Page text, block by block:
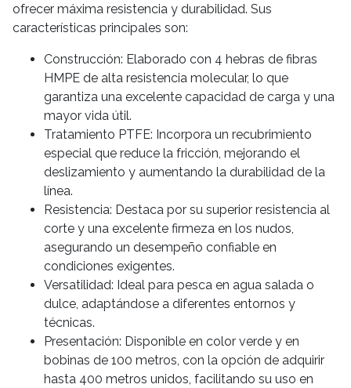
ofrecer máxima resistencia y durabilidad. Sus
características principales son:
Construcción: Elaborado con 4 hebras de fibras
HMPE de alta resistencia molecular, lo que
garantiza una excelente capacidad de carga y una
mayor vida útil.
Tratamiento PTFE: Incorpora un recubrimiento
especial que reduce la fricción, mejorando el
deslizamiento y aumentando la durabilidad de la
línea.
Resistencia: Destaca por su superior resistencia al
corte y una excelente firmeza en los nudos,
asegurando un desempeño confiable en
condiciones exigentes.
Versatilidad: Ideal para pesca en agua salada o
dulce, adaptándose a diferentes entornos y
técnicas.
Presentación: Disponible en color verde y en
bobinas de 100 metros, con la opción de adquirir
hasta 400 metros unidos, facilitando su uso en